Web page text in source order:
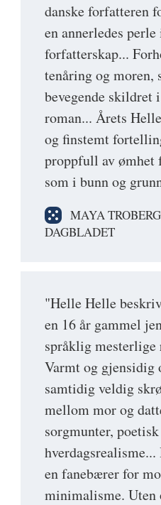
danske forfatteren
en annerledes
forfatterskap...
tenåring og moren,
bevegende skildret
roman... Årets
og finstemt
proppfull av ømhet
som i bunn og
MAYA
DAGBLADET
"Helle Helle
en 16 år gammel
språklig mesterlige
Varmt og gjensidig
samtidig veldig
mellom mor og
sorgmunter, poetisk
en fanebærer for
minimalisme. Uten